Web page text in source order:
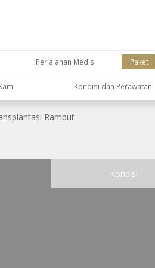
Perjalanan Medis Paket
Kondisi dan Perawatan
Rambut
Kondisi